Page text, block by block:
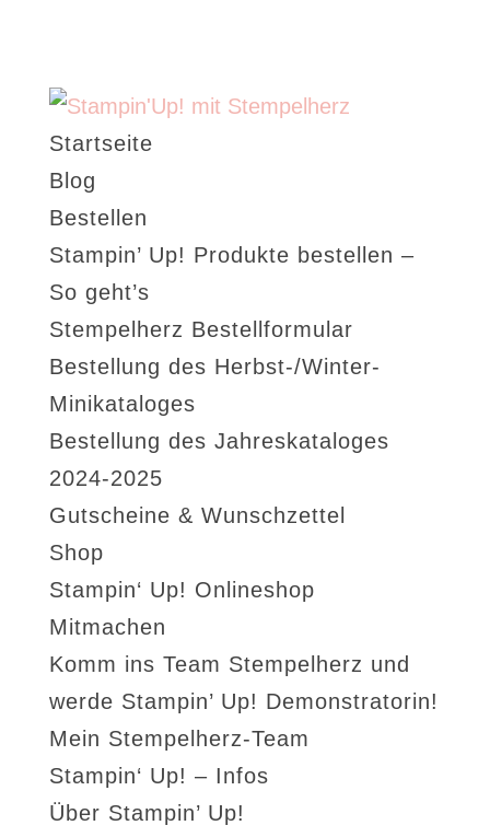
Startseite
Blog
Bestellen
Stampin’ Up! Produkte bestellen –
So geht’s
Stempelherz Bestellformular
Bestellung des Herbst-/Winter-
Minikataloges
Bestellung des Jahreskataloges
2024-2025
Gutscheine & Wunschzettel
Shop
Stampin‘ Up! Onlineshop
Mitmachen
Komm ins Team Stempelherz und
werde Stampin’ Up! Demonstratorin!
Mein Stempelherz-Team
Stampin‘ Up! – Infos
Über Stampin’ Up!